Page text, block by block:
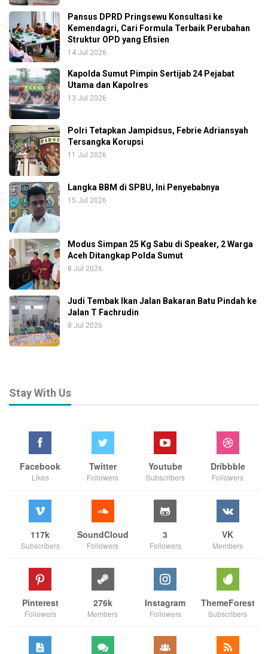
Pansus DPRD Pringsewu Konsultasi ke
Kemendagri, Cari Formula Terbaik Perubahan
Struktur OPD yang Efisien
14 Jul 2026
Kapolda Sumut Pimpin Sertijab 24 Pejabat
Utama dan Kapolres
13 Jul 2026
Polri Tetapkan Jampidsus, Febrie Adriansyah
Tersangka Korupsi
11 Jul 2026
Langka BBM di SPBU, Ini Penyebabnya
15 Jul 2026
Modus Simpan 25 Kg Sabu di Speaker, 2 Warga
Aceh Ditangkap Polda Sumut
8 Jul 2026
Judi Tembak Ikan Jalan Bakaran Batu Pindah ke
Jalan T Fachrudin
8 Jul 2026
Stay With Us
Facebook
Likes
Twitter
Followers
Youtube
Subscribers
Dribbble
Followers
117k
Subscribers
SoundCloud
Followers
3
Followers
VK
Members
Pinterest
Followers
276k
Members
Instagram
Followers
ThemeForest
Subscribers